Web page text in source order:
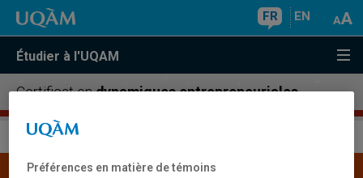
FR EN
Étudier à l'UQAM
Certificat endynamiques entrepreneuriales
Préférences en matière de témoins